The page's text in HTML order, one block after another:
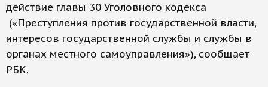
действие главы 30 Уголовного кодекса
(«Преступления против государственной власти,
интересов государственной службы и службы в
органах местного самоуправления»), сообщает
РБК.